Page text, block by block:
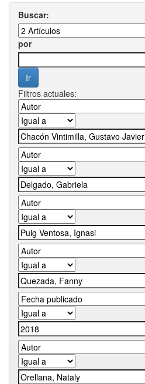
Buscar:
por
Filtros actuales: